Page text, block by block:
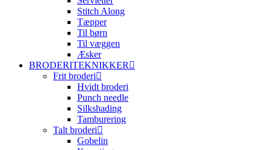
Stitch Along
Tæpper
Til børn
Til væggen
Æsker
BRODERITEKNIKKER
Frit broderi
Hvidt broderi
Punch needle
Silkshading
Tamburering
Talt broderi
Gobelin